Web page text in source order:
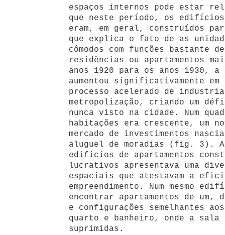
espaços internos pode estar
que neste período, os edifícios
eram, em geral, construídos
que explica o fato de as
cômodos com funções bastante
residências ou apartamentos
anos 1920 para os anos 1930,
aumentou significativamente em
processo acelerado de
metropolização, criando um
nunca visto na cidade. Num
habitações era crescente, um
mercado de investimentos
aluguel de moradias (fig. 3). A
edifícios de apartamentos
lucrativos apresentava uma
espaciais que atestavam a
empreendimento. Num mesmo
encontrar apartamentos de
e configurações semelhantes
quarto e banheiro, onde a sala
suprimidas.